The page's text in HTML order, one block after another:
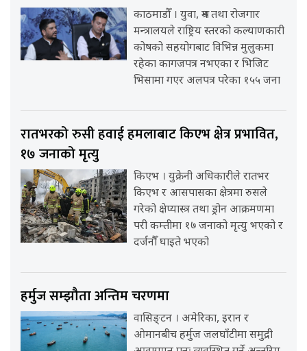
काठमाडौँ । युवा, श्रम तथा रोजगार
मन्त्रालयले राष्ट्रिय स्तरको कल्याणकारी
कोषको सहयोगबाट विभिन्न मुलुकमा
रहेका कागजपत्र नभएका र भिजिट
भिसामा गएर अलपत्र परेका १५५ जना
रातभरको रुसी हवाई हमलाबाट किएभ क्षेत्र प्रभावित,
१७ जनाको मृत्यु
किएभ । युक्रेनी अधिकारीले रातभर
किएभ र आसपासका क्षेत्रमा रुसले
गरेको क्षेप्यास्त्र तथा ड्रोन आक्रमणमा
परी कम्तीमा १७ जनाको मृत्यु भएको र
दर्जनौँ घाइते भएको
हर्मुज सम्झौता अन्तिम चरणमा
वासिङ्टन । अमेरिका, इरान र
ओमानबीच हर्मुज जलघाँटीमा समुद्री